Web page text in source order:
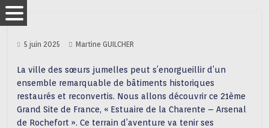
5 juin 2025 Martine GUILCHER
La ville des sœurs jumelles peut s’enorgueillir d’un
ensemble remarquable de bâtiments historiques
restaurés et reconvertis. Nous allons découvrir ce 21ème
Grand Site de France, « Estuaire de la Charente – Arsenal
de Rochefort ». Ce terrain d’aventure va tenir ses